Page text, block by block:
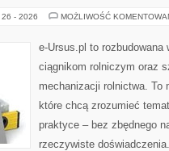
26 - 2026 MOŻLIWOŚĆ
e-Ursus.pl to rozbudowana
ciągnikom rolniczym oraz
mechanizacji rolnictwa. To
które chcą zrozumieć
praktyce – bez zbędnego
rzeczywiste